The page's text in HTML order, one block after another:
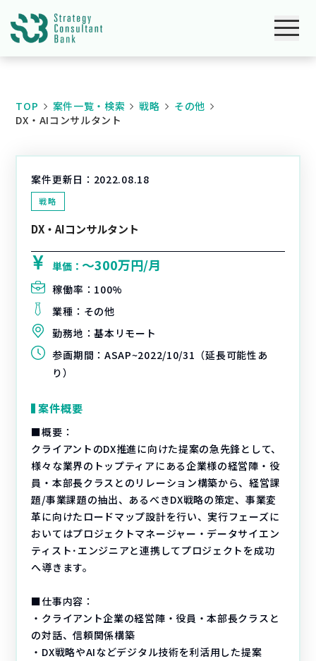
TOP 案件一覧・検索 戦略
その他
DX・AIコンサルタント
案件更新日： 2022.08.18
戦略
DX・AIコンサルタント
単価：〜300万円/月
稼働率： 100%
業種： その他
勤務地：基本リモート
参画期間： ASAP~2022/10/31（延長可能性あ
り）
案件概要
■概要：
クライアントのDX推進に向けた提案の急先鋒として、
様々な業界のトップティアにある企業様の経営陣・役
員・本部長クラスとのリレーション構築から、経営課
題/事業課題の抽出、あるべきDX戦略の策定、事業変
革に向けたロードマップ設計を行い、実行フェーズに
おいてはプロジェクトマネージャー・データサイエン
ティスト･エンジニアと連携してプロジェクトを成功
へ導きます。
■仕事内容：
・クライアント企業の経営陣・役員・本部長クラスと
の対話、信頼関係構築
・DX戦略やAIなどデジタル技術を利活用した提案